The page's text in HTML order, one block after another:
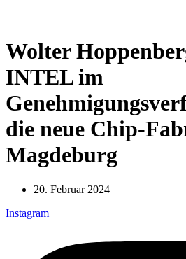
Wolter
INTEL im
die neue Chip-
Magdeburg
20. Februar 2024
Instagram